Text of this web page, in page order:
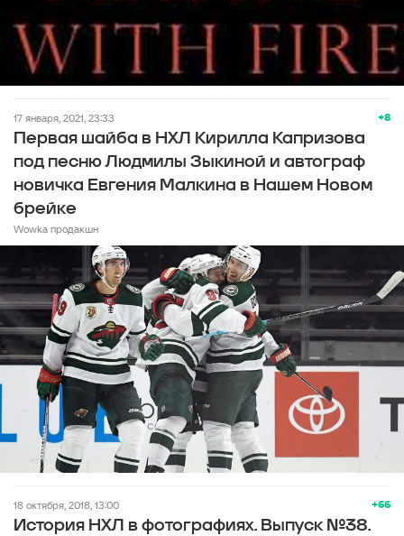
+8
17 января, 2021, 23:33
Первая шайба в НХЛ Кирилла Капризова
под песню Людмилы Зыкиной и автограф
новичка Евгения Малкина в Нашем Новом
брейке
Wowka продакшн
+66
18 октября, 2018, 13:00
История НХЛ в фотографиях. Выпуск №38.